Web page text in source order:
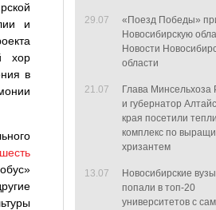
и
хор
в
шесть
29.07
«Поезд Победы»
Новосибирскую
Новости
области
21.07
Глава Минсельхоза
и губернатор
края посетили
комплекс по
хризантем
13.07
Новосибирские вузы
попали в топ-20
университетов с